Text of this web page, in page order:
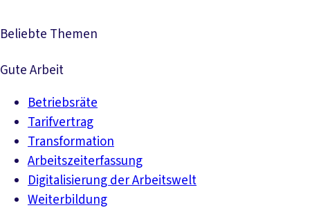
Beliebte Themen
Gute Arbeit
Betriebsräte
Tarifvertrag
Transformation
Arbeitszeiterfassung
Digitalisierung der Arbeitswelt
Weiterbildung